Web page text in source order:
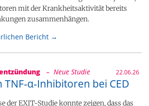
mit der Krankheitsaktivität bereits
zusammenhängen.
Bericht →
– Neue Studie 22.06.26
bei CED
der EXIT-Studie konnte zeigen, dass das